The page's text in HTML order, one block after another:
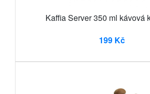
Kaffia Server 350 ml kávová
199 Kč